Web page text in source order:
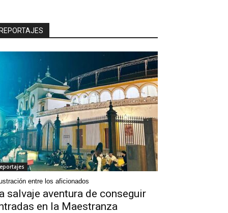
entre los aficionados
salvaje aventura de conseguir
en la Maestranza